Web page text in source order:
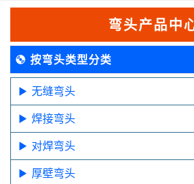
弯头产品中
按弯头类型分类
无缝弯头
焊接弯头
对焊弯头
厚壁弯头